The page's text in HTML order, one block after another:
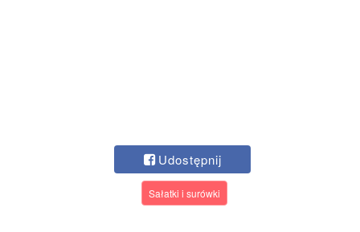
Udostępnij
Sałatki i surówki